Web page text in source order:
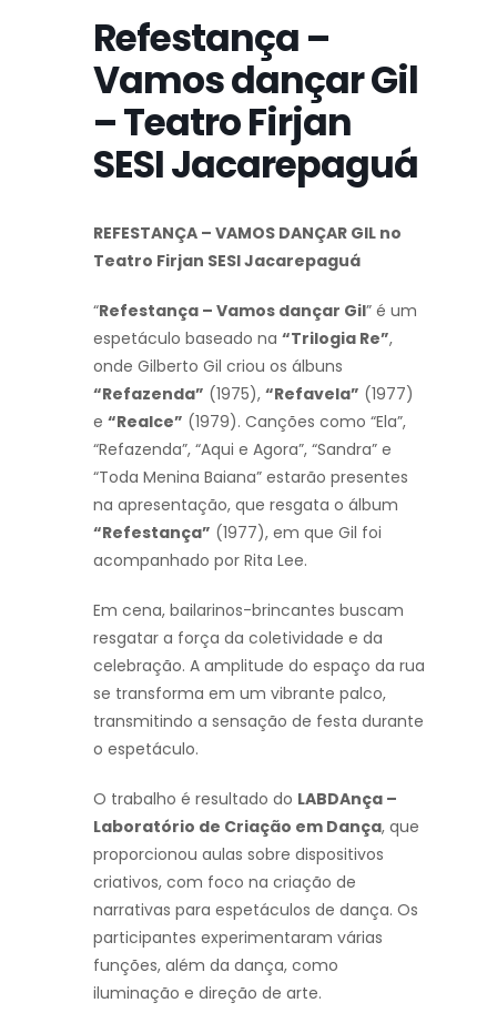
Refestança –
Vamos dançar Gil
– Teatro Firjan
SESI Jacarepaguá
REFESTANÇA – VAMOS DANÇAR GIL no
Teatro Firjan SESI Jacarepaguá
“Refestança – Vamos dançar Gil” é um
espetáculo baseado na “Trilogia Re”,
onde Gilberto Gil criou os álbuns
“Refazenda” (1975), “Refavela” (1977)
e “Realce” (1979). Canções como “Ela”,
“Refazenda”, “Aqui e Agora”, “Sandra” e
“Toda Menina Baiana” estarão presentes
na apresentação, que resgata o álbum
“Refestança” (1977), em que Gil foi
acompanhado por Rita Lee.
Em cena, bailarinos-brincantes buscam
resgatar a força da coletividade e da
celebração. A amplitude do espaço da rua
se transforma em um vibrante palco,
transmitindo a sensação de festa durante
o espetáculo.
O trabalho é resultado do LABDAnça –
Laboratório de Criação em Dança, que
proporcionou aulas sobre dispositivos
criativos, com foco na criação de
narrativas para espetáculos de dança. Os
participantes experimentaram várias
funções, além da dança, como
iluminação e direção de arte.